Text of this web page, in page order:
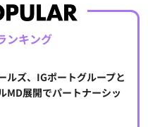
ンキング
ルズ、IGポートグループと
MD展開でパートナーシッ